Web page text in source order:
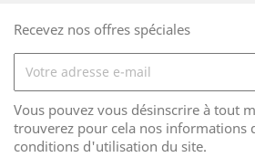
Recevez nos offres spéciales
Vous pouvez vous désinscrire à tout
trouverez pour cela nos informations
conditions d'utilisation du site.